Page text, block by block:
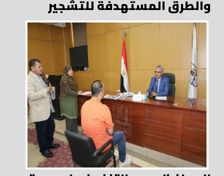
والطرق المستهدفة للتشجير